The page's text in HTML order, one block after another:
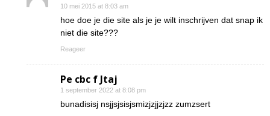
10 mei 2015 at 8:03 am
hoe doe je die site als je je wilt inschrijven dat snap ik
niet die site???
Reageer
Pe cbc f Jtaj
1 september 2022 at 8:08 pm
bunadisisj nsjjsjsisjsmizjzjjzjzz zumzsert